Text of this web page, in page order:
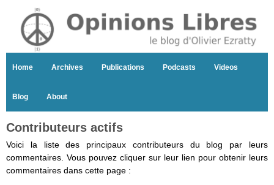
Home Archives Publications Podcasts Videos
Blog About
Contributeurs actifs
Voici la liste des principaux contributeurs du blog par leurs
commentaires. Vous pouvez cliquer sur leur lien pour obtenir leurs
commentaires dans cette page :